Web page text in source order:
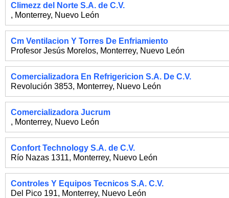
Climezz del Norte S.A. de C.V.
, Monterrey, Nuevo León
Cm Ventilacion Y Torres De Enfriamiento
Profesor Jesús Morelos, Monterrey, Nuevo León
Comercializadora En Refrigericion S.A. De C.V.
Revolución 3853, Monterrey, Nuevo León
Comercializadora Jucrum
, Monterrey, Nuevo León
Confort Technology S.A. de C.V.
Río Nazas 1311, Monterrey, Nuevo León
Controles Y Equipos Tecnicos S.A. C.V.
Del Pico 191, Monterrey, Nuevo León